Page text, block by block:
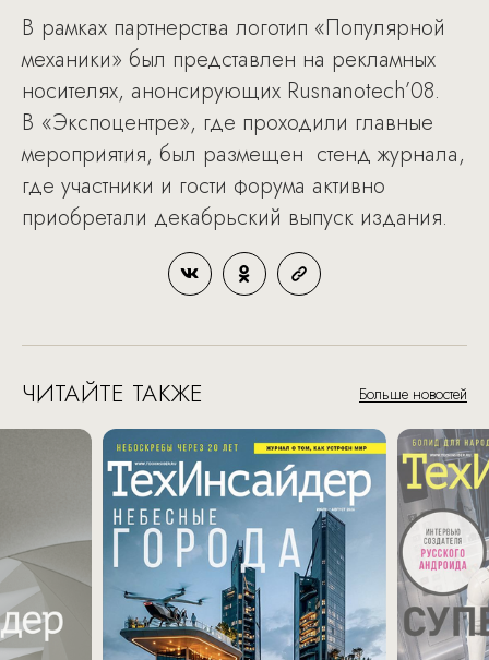
В рамках партнерства логотип «Популярной
механики» был представлен на рекламных
носителях, анонсирующих Rusnanotech’08.
В «Экспоцентре», где проходили главные
мероприятия, был размещен стенд журнала,
где участники и гости форума активно
приобретали декабрьский выпуск издания.
ЧИТАЙТЕ ТАКЖЕ Больше новостей